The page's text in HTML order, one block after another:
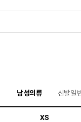
남성의류 신발일
XS